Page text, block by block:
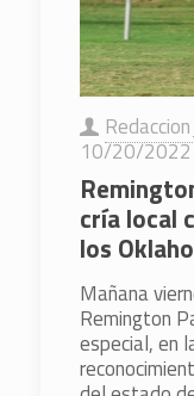
10/20/2022
cría local
los
Mañana
Remington
especial, en